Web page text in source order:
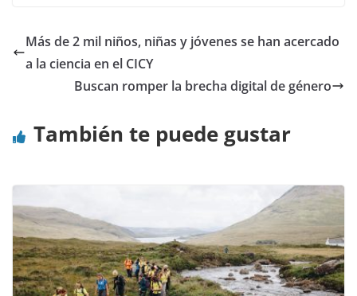
Más de 2 mil niños, niñas y jóvenes se han acercado
a la ciencia en el CICY
Buscan romper la brecha digital de género
También te puede gustar